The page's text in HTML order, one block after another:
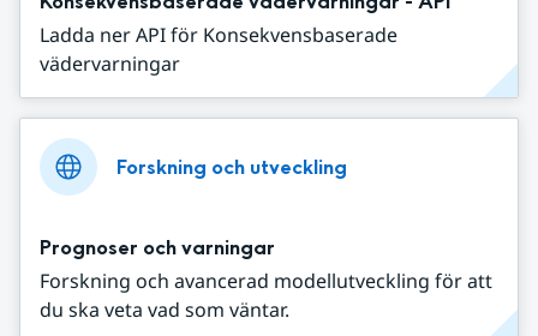
Ladda ner API för Konsekvensbaserade
vädervarningar
Forskning och utveckling
Prognoser och varningar
Forskning och avancerad modellutveckling för att
du ska veta vad som väntar.